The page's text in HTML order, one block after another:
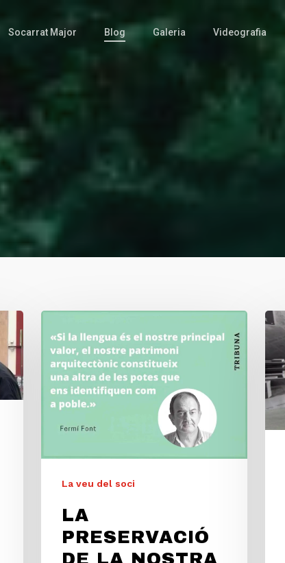
Socarrat Major Blog Galeria Videografia
La veu del soci
LA
PRESERVACIÓ
DE LA NOSTRA